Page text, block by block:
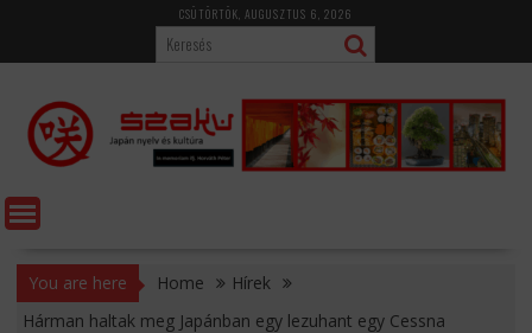
content
CSÜTÖRTÖK, AUGUSZTUS 6, 2026
You are here Home
Hírek
Hárman haltak meg Japánban egy lezuhant egy Cessna